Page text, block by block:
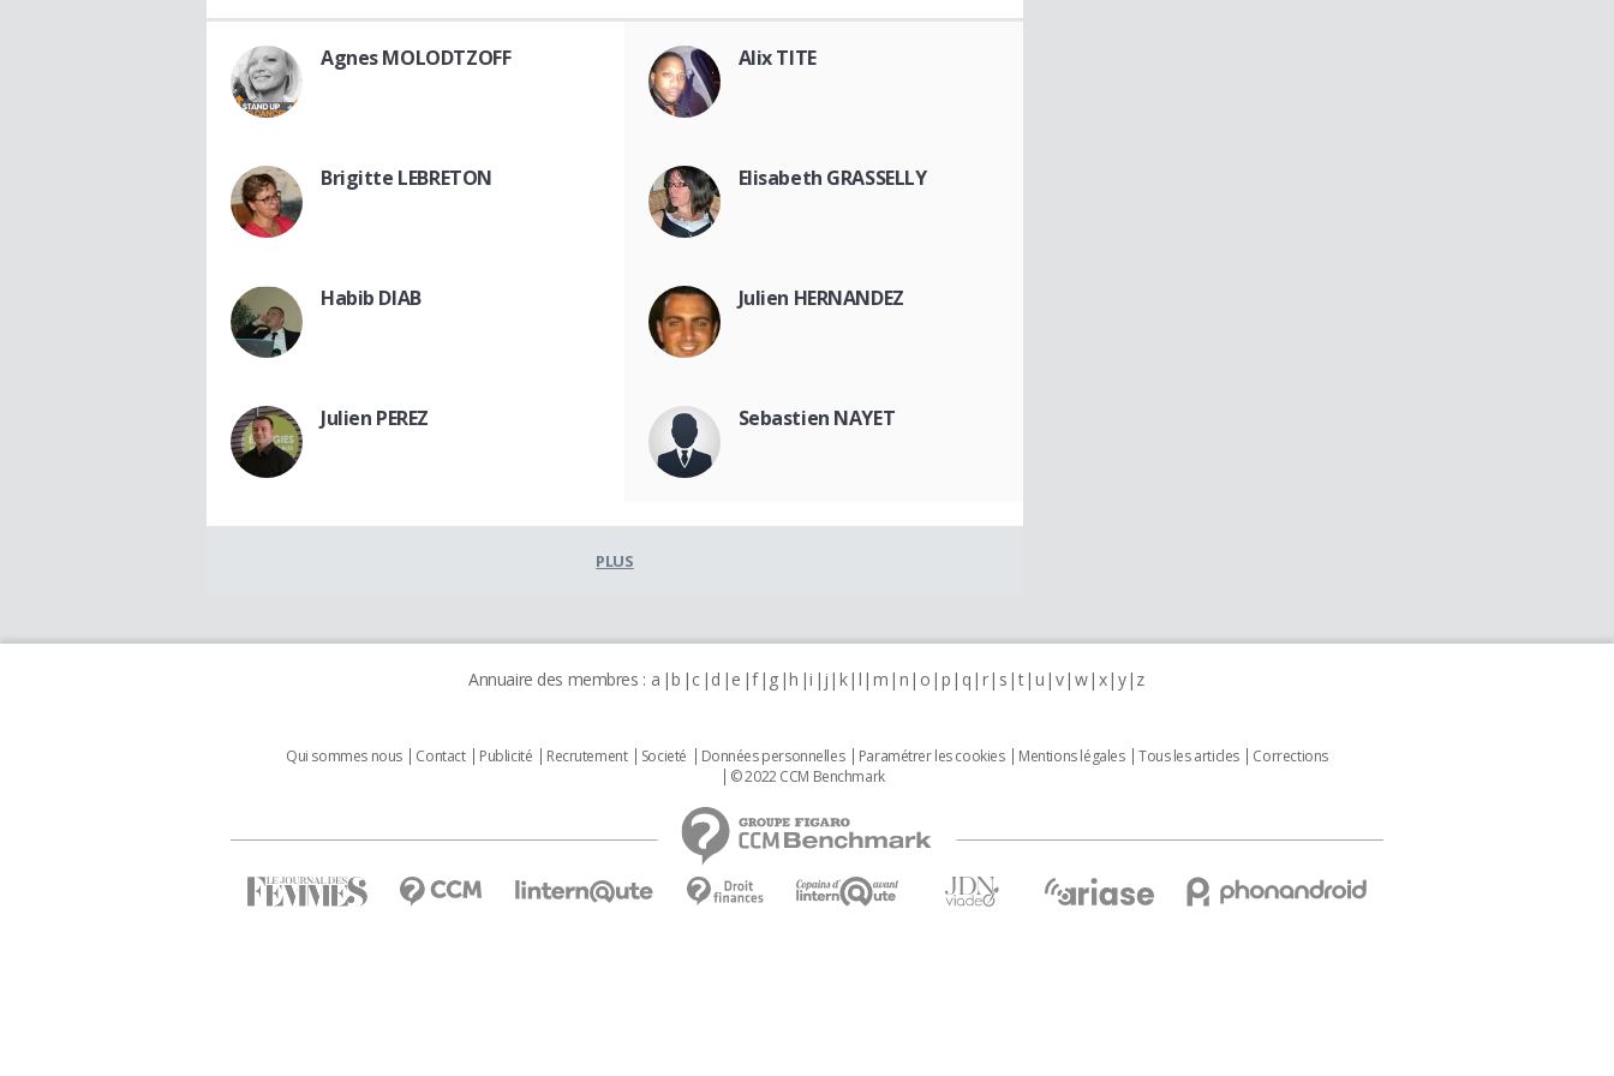
Agnes MOLODTZOFF Alix TITE
Brigitte LEBRETON Elisabeth GRASSELLY
Habib DIAB Julien HERNANDEZ
Julien PEREZ Sebastien NAYET
PLUS
Annuaire des membres : a b c d e f g h i j k l m n o p q r s t u v w x y z
Qui sommes nous Contact Publicité Recrutement Societé Données personnelles Paramétrer les cookies Mentions légales Tous les articles
Corrections
© 2022 CCM Benchmark